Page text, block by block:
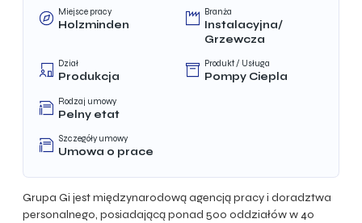
Miejsce pracy
Holzminden
Branża
Instalacyjna/
Grzewcza
Dział
Produkcja
Produkt / Usługa
Pompy Ciepla
Rodzaj umowy
Pelny etat
Szczegóły umowy
Umowa o prace
Grupa Gi jest międzynarodową agencją pracy i doradztwa
personalnego, posiadającą ponad 500 oddziałów w 40